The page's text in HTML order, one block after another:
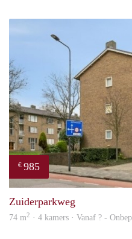
€ 985
Zuiderparkweg
74 m2 · 4 kamers · Vanaf ? -